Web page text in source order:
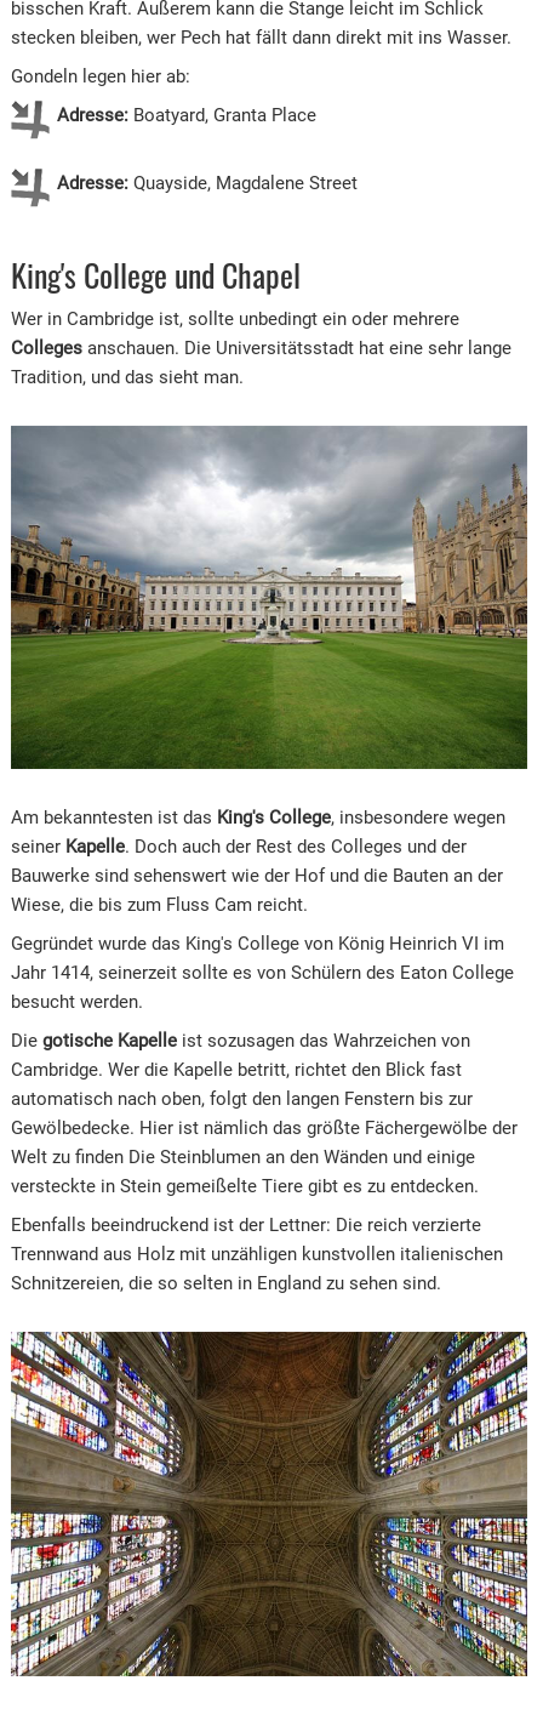
bisschen Kraft. Äußerem kann die Stange leicht im Schlick
stecken bleiben, wer Pech hat fällt dann direkt mit ins Wasser.
Gondeln legen hier ab:
Adresse:Boatyard, Granta Place
Adresse:Quayside, Magdalene Street
King's College und Chapel
Wer in Cambridge ist, sollte unbedingt ein oder mehrere
Collegesanschauen. Die Universitätsstadt hat eine sehr lange
Tradition, und das sieht man.
Am bekanntesten ist das King's College, insbesondere wegen
seiner Kapelle. Doch auch der Rest des Colleges und der
Bauwerke sind sehenswert wie der Hof und die Bauten an der
Wiese, die bis zum Fluss Cam reicht.
Gegründet wurde das King's College von König Heinrich VI im
Jahr 1414, seinerzeit sollte es von Schülern des Eaton College
besucht werden.
Die gotische Kapelleist sozusagen das Wahrzeichen von
Cambridge. Wer die Kapelle betritt, richtet den Blick fast
automatisch nach oben, folgt den langen Fenstern bis zur
Gewölbedecke. Hier ist nämlich das größte Fächergewölbe der
Welt zu finden Die Steinblumen an den Wänden und einige
versteckte in Stein gemeißelte Tiere gibt es zu entdecken.
Ebenfalls beeindruckend ist der Lettner: Die reich verzierte
Trennwand aus Holz mit unzähligen kunstvollen italienischen
Schnitzereien, die so selten in England zu sehen sind.